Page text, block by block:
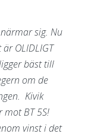
sig. Nu
OLIDLIGT
bäst till
om de
Kivik
mot BT 5S!
vinst i det